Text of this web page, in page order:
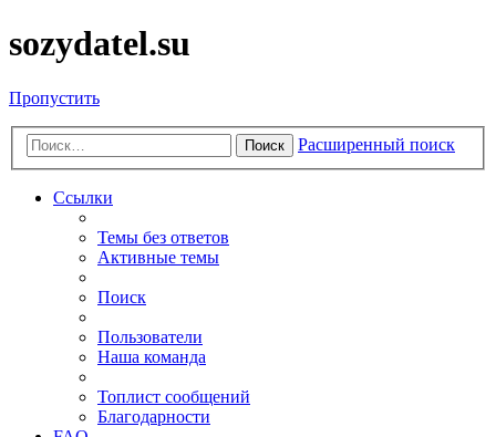
sozydatel.su
Пропустить
Поиск Расширенный поиск
Ссылки
Темы без ответов
Активные темы
Поиск
Пользователи
Наша команда
Топлист сообщений
Благодарности